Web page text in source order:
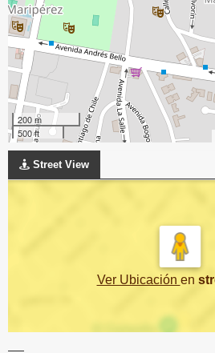
200 m
500 ft
Street View
Ver Ubicación en